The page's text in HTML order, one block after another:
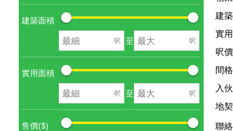
建築面積
呎 至 呎
實用面積
呎 至 呎
售價($)
建
實
呎價
間格
入
地
聯